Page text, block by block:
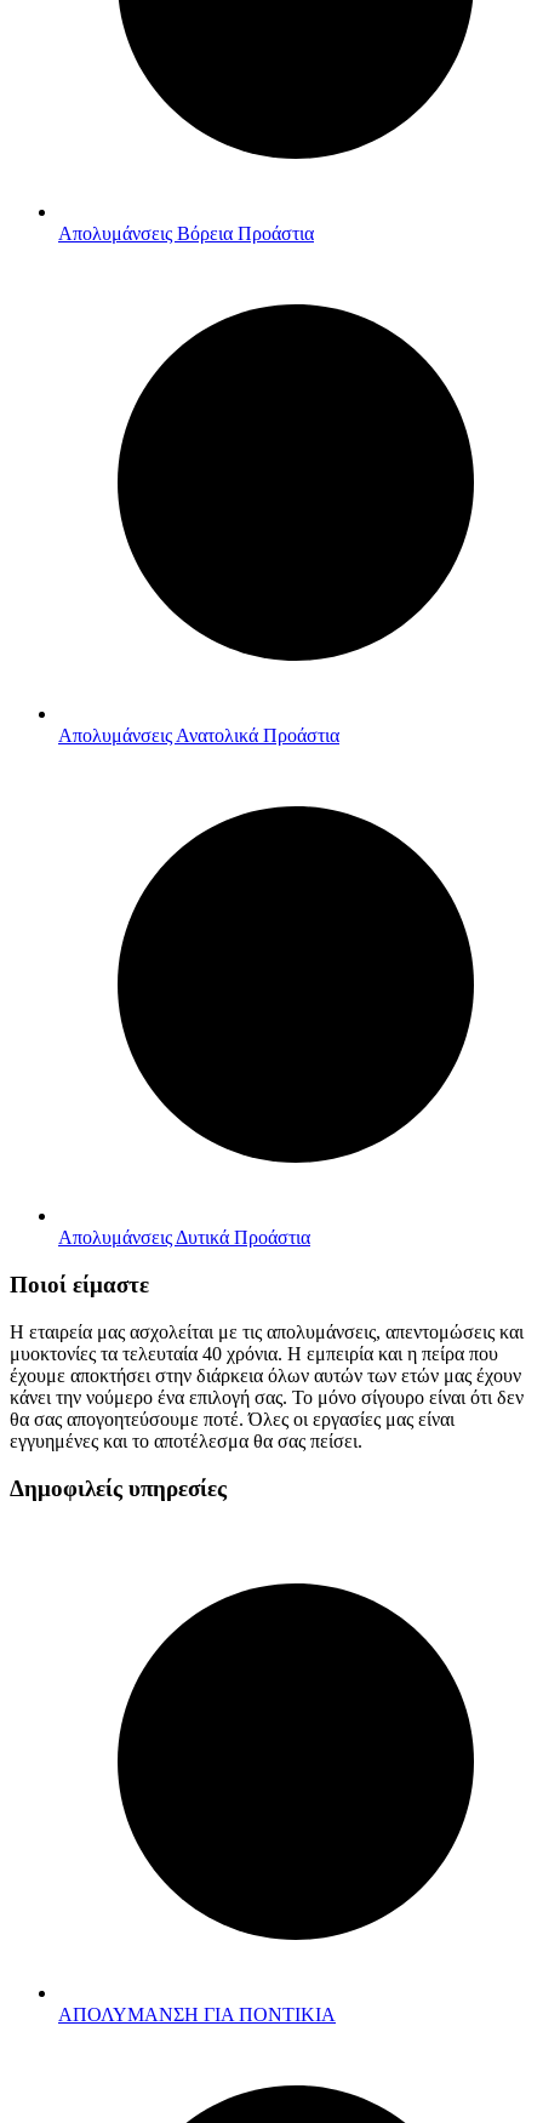
Απολυμάνσεις Βόρεια Προάστια
Απολυμάνσεις Ανατολικά Προάστια
Απολυμάνσεις Δυτικά Προάστια
Ποιοί είμαστε
Η εταιρεία μας ασχολείται με τις απολυμάνσεις, απεντομώσεις και
μυοκτονίες τα τελευταία 40 χρόνια. Η εμπειρία και η πείρα που
έχουμε αποκτήσει στην διάρκεια όλων αυτών των ετών μας έχουν
κάνει την νούμερο ένα επιλογή σας. Το μόνο σίγουρο είναι ότι δεν
θα σας απογοητεύσουμε ποτέ. Όλες οι εργασίες μας είναι
εγγυημένες και το αποτέλεσμα θα σας πείσει.
Δημοφιλείς υπηρεσίες
ΑΠΟΛΥΜΑΝΣΗ ΓΙΑ ΠΟΝΤΙΚΙΑ